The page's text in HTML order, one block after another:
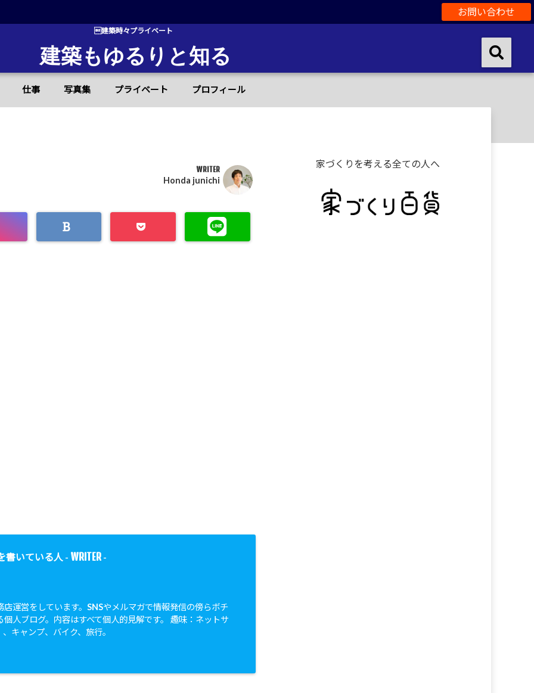
お問い合わせ
建築時々プライベート
建築もゆるりと知る
仕事 写真集 プライベート プロフィール
WRITER
Honda junichi
書いている人 - WRITER-
店運営をしています。SNSやメルマガで情報発信の傍らボチ
個人ブログ。内容はすべて個人的見解です。 趣味：ネットサ
キャンプ、バイク、旅行。
家づくりを考える全ての人へ